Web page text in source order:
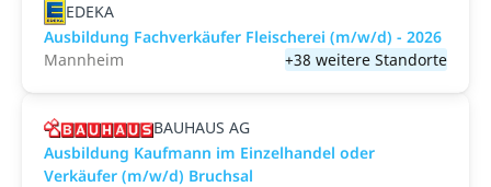
EDEKA
Ausbildung Fachverkäufer Fleischerei (m/w/d) - 2026
Mannheim
+38 weitere Standorte
BAUHAUS AG
Ausbildung Kaufmann im Einzelhandel oder
Verkäufer (m/w/d) Bruchsal